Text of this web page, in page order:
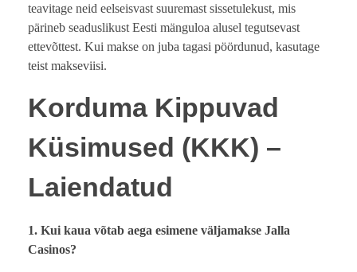
teavitage neid eelseisvast suuremast sissetulekust, mis
pärineb seaduslikust Eesti mänguloa alusel tegutsevast
ettevõttest. Kui makse on juba tagasi pöördunud, kasutage
teist makseviisi.
Korduma Kippuvad
Küsimused (KKK) –
Laiendatud
1. Kui kaua võtab aega esimene väljamakse Jalla
Casinos?